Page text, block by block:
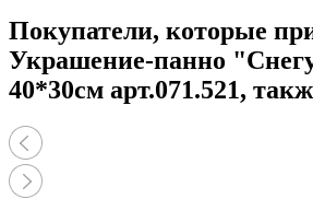
Покупатели, которые
Украшение-панно
40*30см арт.071.521,